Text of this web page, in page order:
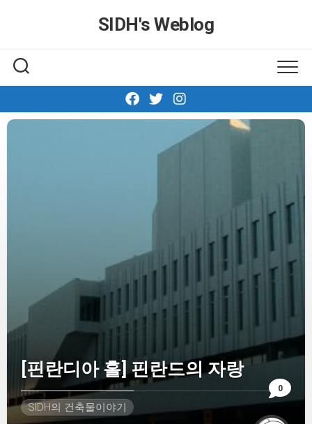
SIDH′s Weblog
0
[핀란디아 홀] 핀란드의 자랑
SIDH의 건축물이야기